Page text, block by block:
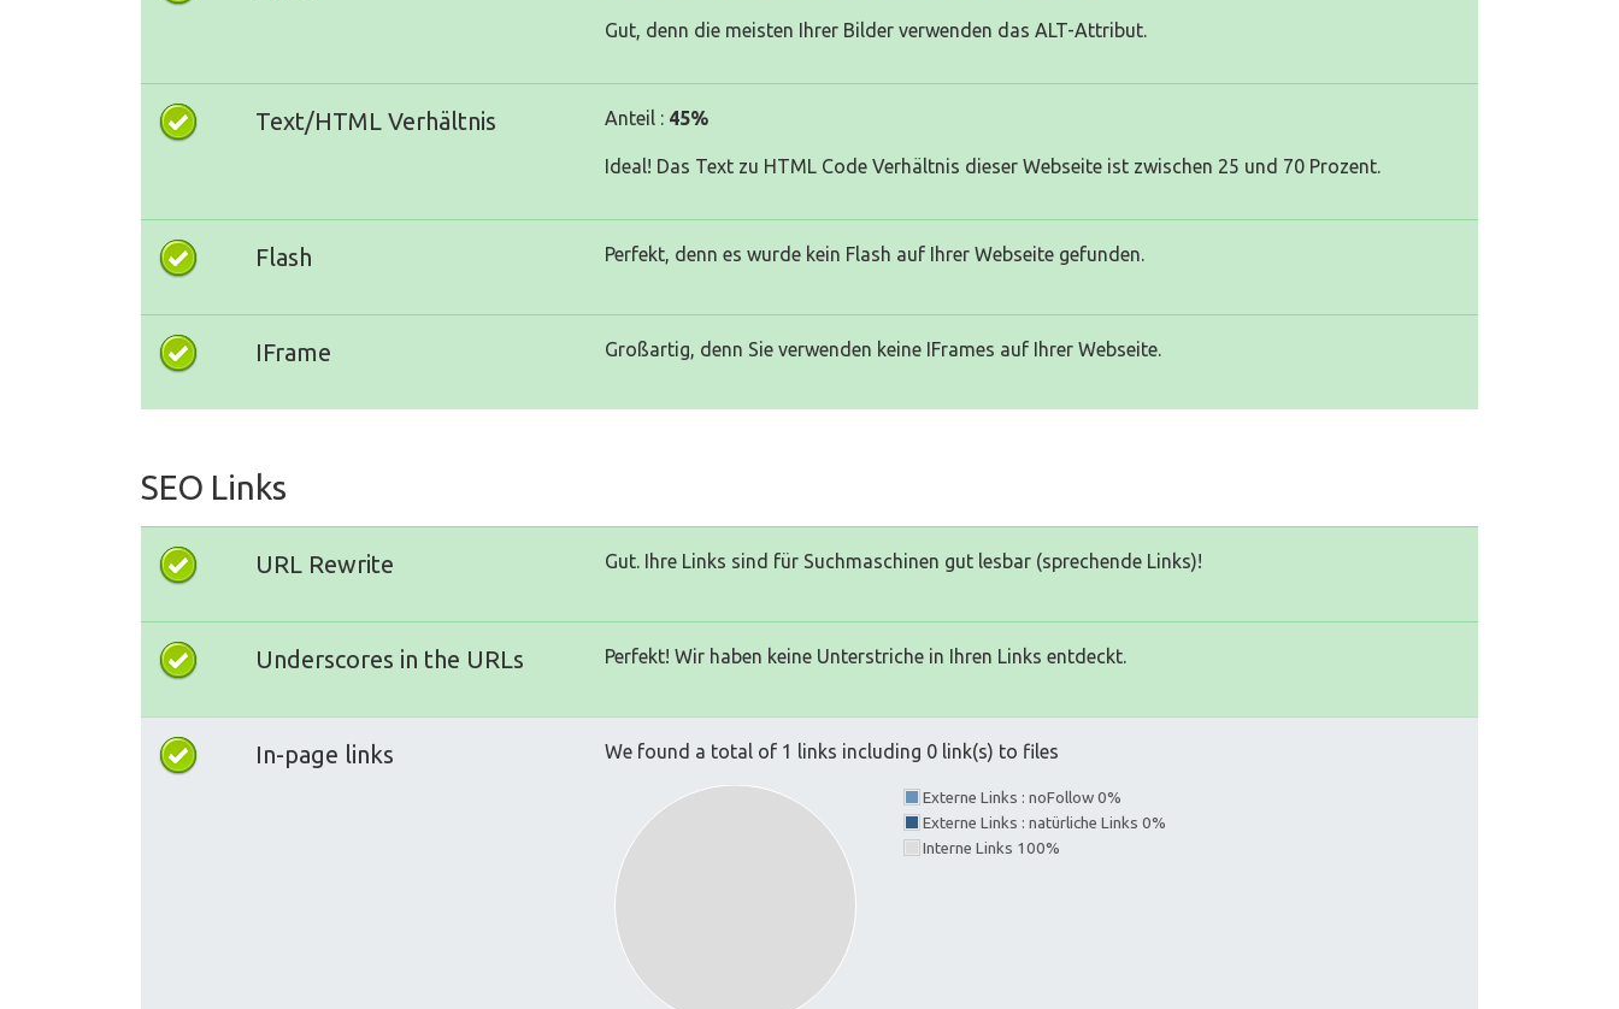
Gut, denn die meisten Ihrer Bilder verwenden das ALT-Attribut.
Text/HTML Verhältnis Anteil : 45%
Ideal! Das Text zu HTML Code Verhältnis dieser Webseite ist zwischen 25 und 70 Prozent.
Flash Perfekt, denn es wurde kein Flash auf Ihrer Webseite gefunden.
IFrame Großartig, denn Sie verwenden keine IFrames auf Ihrer Webseite.
SEO Links
URL Rewrite Gut. Ihre Links sind für Suchmaschinen gut lesbar (sprechende Links)!
Underscores in the URLs Perfekt! Wir haben keine Unterstriche in Ihren Links entdeckt.
In-page links We found a total of 1 links including 0 link(s) to files
Externe Links : noFollow 0%
Externe Links : natürliche Links 0%
Interne Links 100%